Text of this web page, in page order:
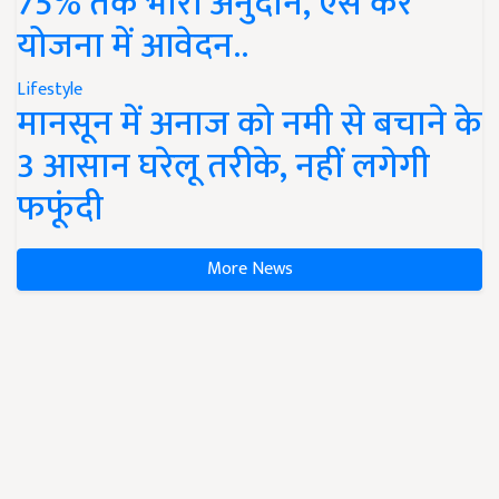
योजना में आवेदन..
Lifestyle
मानसून में अनाज को नमी से बचाने के
3 आसान घरेलू तरीके, नहीं लगेगी
फफूंदी
More News